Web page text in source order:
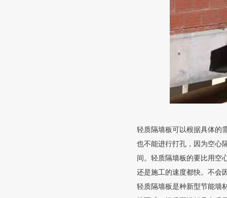
轻质隔墙板可以根据具体的
也不能进行打孔，因为空心
间。轻质隔墙板的要比用空
还是施工的速度都快。不会
轻质隔墙板是种新型节能墙